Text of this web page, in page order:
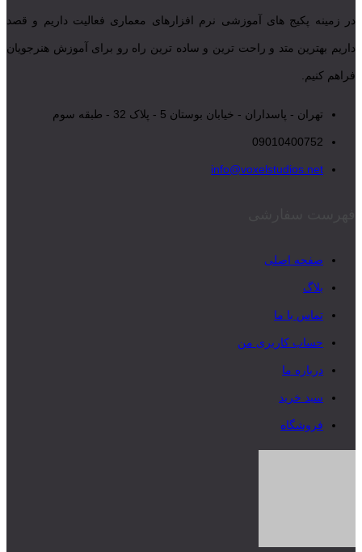
در زمینه پکیج های آموزشی نرم افزارهای معماری فعالیت داریم و قصد
داریم بهترین متد و راحت ترین و ساده ترین راه رو برای آموزش هنرجویان
فراهم کنیم.
تهران - پاسداران - خیابان بوستان 5 - پلاک 32 - طبقه سوم
09010400752
info@voxelstudios.net
صفحه اصلی
بلاگ
تماس با ما
حساب کاربری من
درباره ما
سبد خرید
فروشگاه